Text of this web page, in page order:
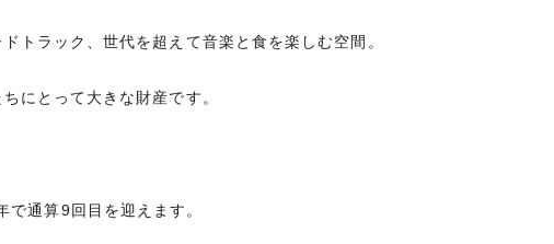
トラック、世代を超えて音楽と食を楽しむ空間。
にとって大きな財産です。
通算9回目を迎えます。